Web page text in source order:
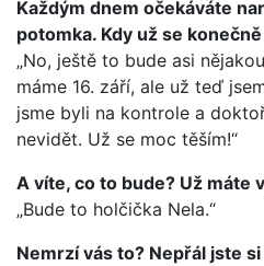
Každým dnem očekáváte
potomka. Kdy už se
„No, ještě to bude asi
máme 16. září, ale už teď
jsme byli na kontrole a
nevidět. Už se moc těším!“
A víte, co to bude? Už máte
„Bude to holčička Nela.“
Nemrzí vás to? Nepřál jste